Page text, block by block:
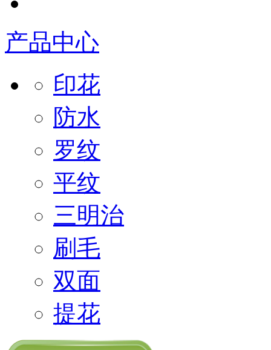
产品中心
印花
防水
罗纹
平纹
三明治
刷毛
双面
提花